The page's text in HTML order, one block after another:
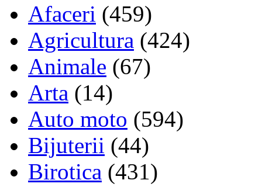
Afaceri (459)
Agricultura (424)
Animale (67)
Arta (14)
Auto moto (594)
Bijuterii (44)
Birotica (431)